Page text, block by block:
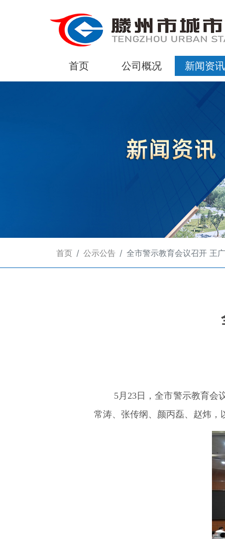
首页 公司概况 新闻资讯
首页 公示公告 全市警示教育会议召开 王
5月23日，全市警示教育会
常涛、张传纲、颜丙磊、赵炜